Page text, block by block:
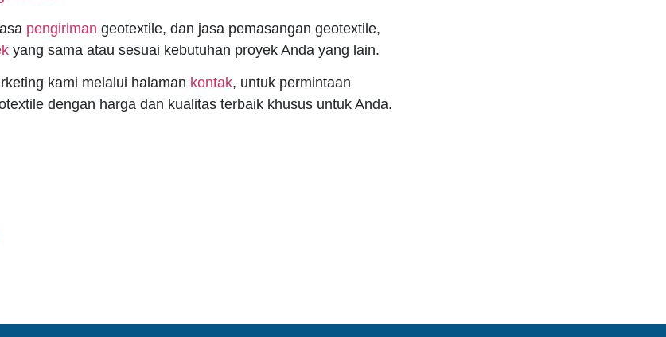
pengiriman geotextile, dan jasa pemasangan geotextile,
yang sama atau sesuai kebutuhan proyek Anda yang lain.
kami melalui halaman kontak, untuk permintaan
dengan harga dan kualitas terbaik khusus untuk Anda.